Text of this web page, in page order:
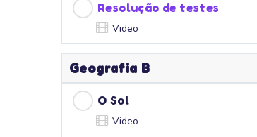
Resolução de testes
Video
Geografia B
O Sol
Video